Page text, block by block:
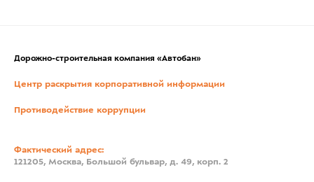
Дорожно-строительная компания «Автобан»
Центр раскрытия корпоративной информации
Противодействие коррупции
Фактический адрес:
121205, Москва, Большой бульвар, д. 49, корп. 2